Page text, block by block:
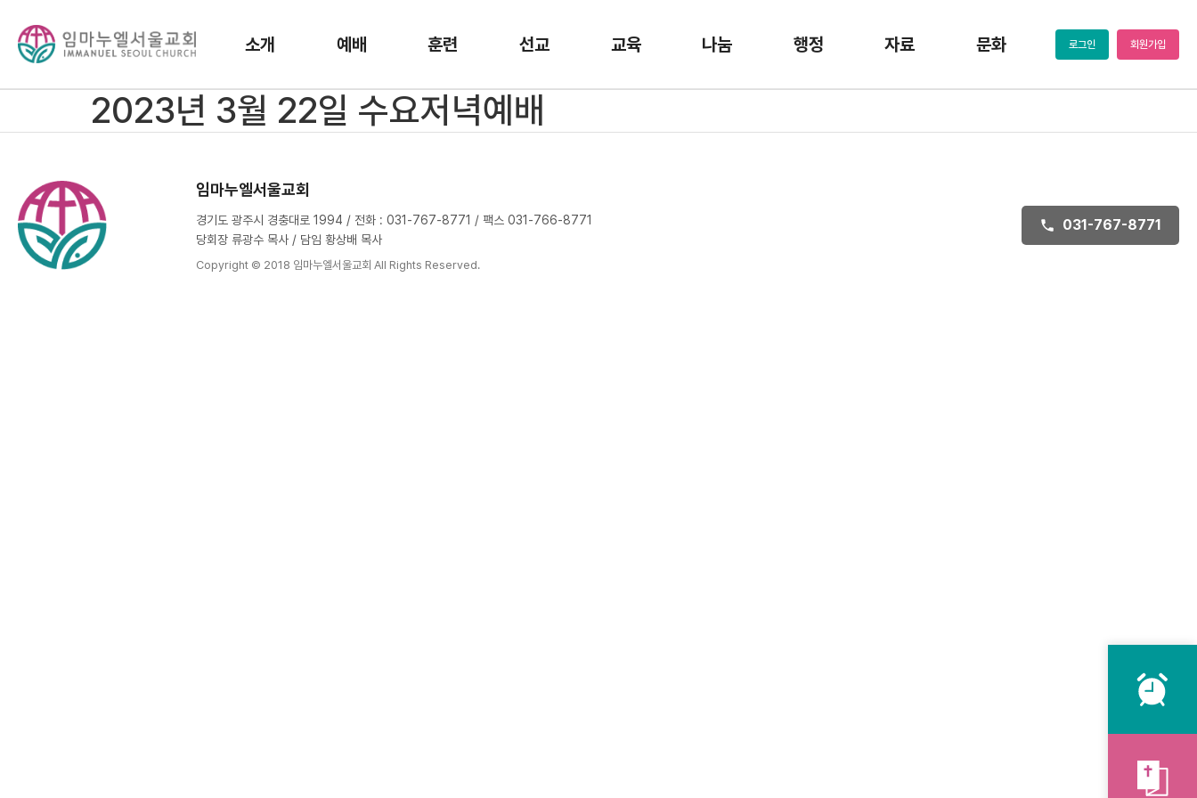
소개 예배 훈련 선교 교육 나눔 행정 자료 문화 로그인 회원가입
2023년 3월 22일 수요저녁예배
임마누엘서울교회
경기도 광주시 경충대로 1994 / 전화 : 031-767-8771 / 팩스 031-766-8771
당회장 류광수 목사 / 담임 황상배 목사
Copyright © 2018 임마누엘서울교회 All Rights Reserved.
031-767-8771